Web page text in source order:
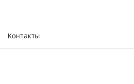
Контакты